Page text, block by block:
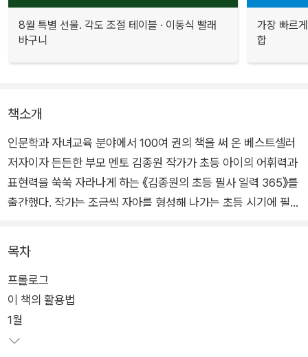
8월 특별 선물. 각도 조절 테이블 · 이동식 빨래
바구니
가장 빠르
합
책소개
인문학과 자녀교육 분야에서 100여 권의 책을 써 온 베스트셀러
저자이자 든든한 부모 멘토 김종원 작가가 초등 아이의 어휘력과
표현력을 쑥쑥 자라나게 하는 《김종원의 초등 필사 일력 365》를
출간했다. 작가는 조금씩 자아를 형성해 나가는 초등 시기에 필사
소이기도 하지만, 본질적으로 타인과 소통하고 자기 생각을 정확
하게 표현하는 데 반드시 필요한 능력이기 때문이다.
아무리 아이를 앉혀 놓고 무작정 책을 읽히고 바른 말을 쓰도록
다그쳐도 내 아이가 쓰는 언어와 표현이 좀체 바뀌지 않는 이유는
아이가 일상생활이나 교과서에서 접하는 어휘가 ‘아이의 말’이 되
목차
프롤로그
이 책의 활용법
1월